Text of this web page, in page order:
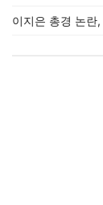
이지은 총경 논란